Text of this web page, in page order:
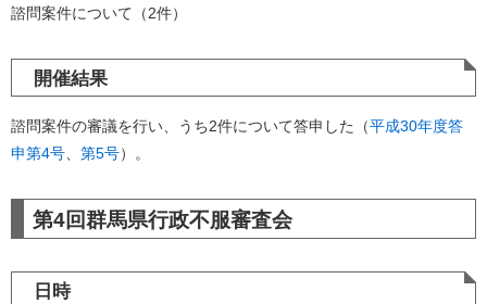
諮問案件について（2件）
開催結果
諮問案件の審議を行い、うち2件について答申した（平成30年度答
申第4号
第5号）。
第4回群馬県行政不服審査会
日時